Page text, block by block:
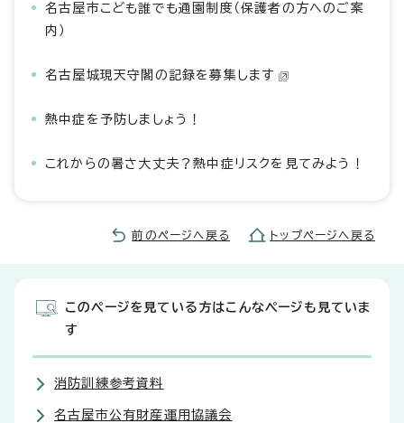
名古屋市こども誰でも通園制度（保護者の方へのご案
内）
名古屋城現天守閣の記録を募集します
熱中症を予防しましょう！
これからの暑さ大丈夫？熱中症リスクを見てみよう！
前のページへ戻る トップページへ戻る
このページを見ている方はこんなページも見ていま
す
消防訓練参考資料
名古屋市公有財産運用協議会